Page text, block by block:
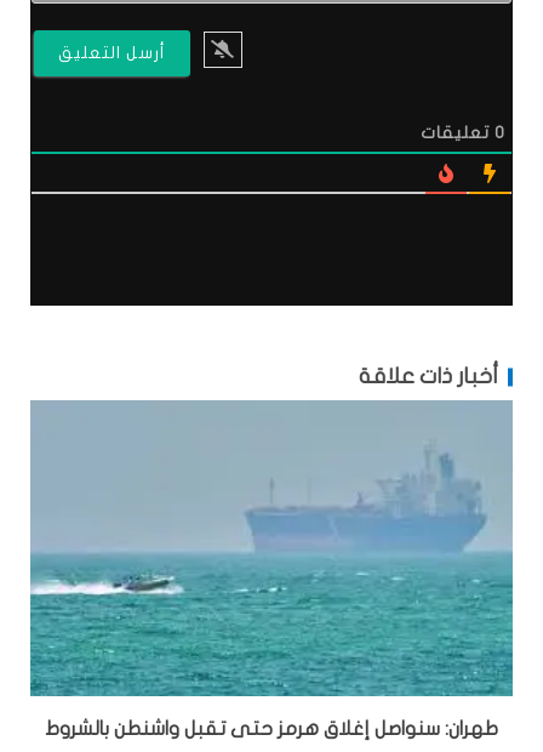
0 تعليقات
أخبار ذات علاقة
طهران: سنواصل إغلاق هرمز حتى تقبل واشنطن بالشروط